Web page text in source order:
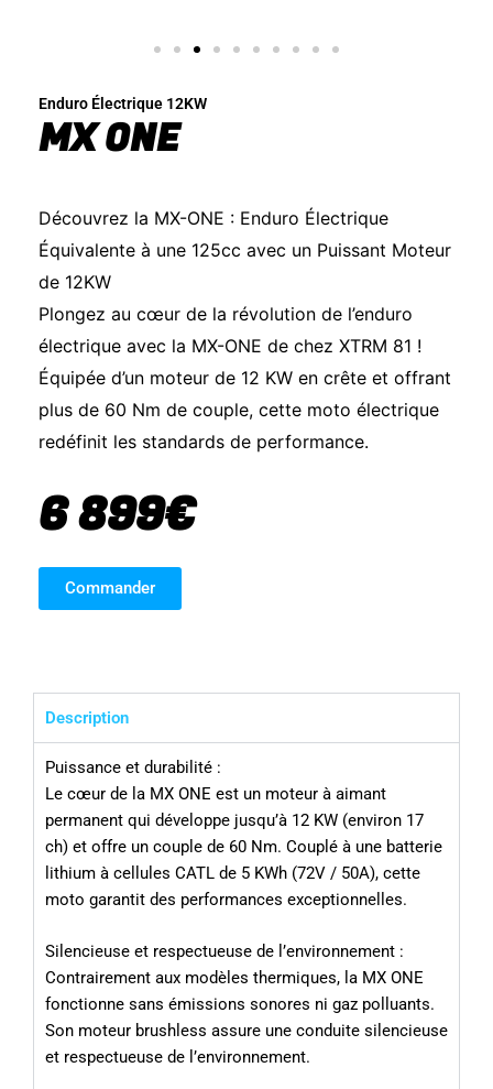
Enduro Électrique 12KW
MX ONE
Découvrez la MX-ONE : Enduro Électrique
Équivalente à une 125cc avec un Puissant Moteur
de 12KW
Plongez au cœur de la révolution de l’enduro
électrique avec la MX-ONE de chez XTRM 81 !
Équipée d’un moteur de 12 KW en crête et offrant
plus de 60 Nm de couple, cette moto électrique
redéfinit les standards de performance.
6 899€
Commander
Description
Puissance et durabilité :
Le cœur de la MX ONE est un moteur à aimant
permanent qui développe jusqu’à 12 KW (environ 17
ch) et offre un couple de 60 Nm. Couplé à une batterie
lithium à cellules CATL de 5 KWh (72V / 50A), cette
moto garantit des performances exceptionnelles.
Silencieuse et respectueuse de l’environnement :
Contrairement aux modèles thermiques, la MX ONE
fonctionne sans émissions sonores ni gaz polluants.
Son moteur brushless assure une conduite silencieuse
et respectueuse de l’environnement.